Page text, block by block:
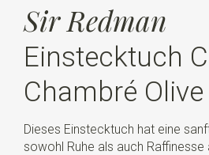
Sir Redman
Einstecktuch
Chambré Olive
Dieses Einstecktuch hat eine
sowohl Ruhe als auch Raffinesse